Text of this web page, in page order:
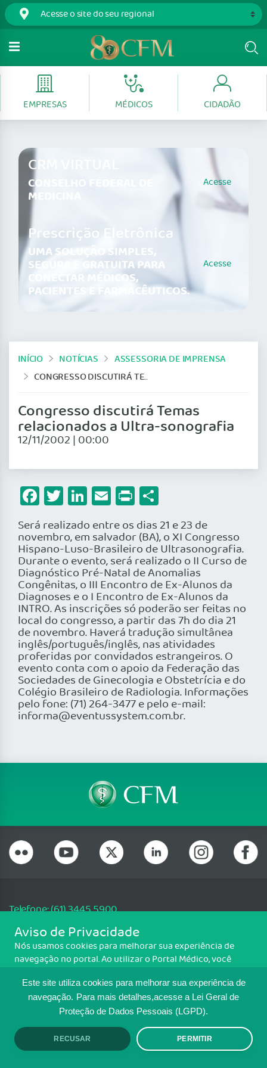
Este site utiliza cookies para melhorar sua experiência de
navegação. Para mais detalhes,acesse a Lei Geral de
Proteção de Dados Pessoais (LGPD).
RECUSAR PERMITIR
EMPRESAS MÉDICOS CIDADÃO
CRM VIRTUAL
CONSELHO FEDERAL DE
MEDICINA
Acesse
Prescrição Eletrônica
UMA SOLUÇÃO SIMPLES,
SEGURA E GRATUITA PARA
CONECTAR MÉDICOS,
PACIENTES E FARMACÊUTICOS.
Acesse
INÍCIO NOTÍCIAS
ASSESSORIA DE IMPRENSA
CONGRESSO DISCUTIRÁ TEMAS RELACIONADOS A ULTRA-SONOGRAFIA
Congresso discutirá Temas
relacionados a Ultra-sonografia
12/11/2002 | 00:00
Facebook
Twitter
LinkedIn
Email
Print
Será realizado entre os dias 21 e 23 de
novembro, em salvador (BA), o XI Congresso
Hispano-Luso-Brasileiro de Ultrasonografia.
Durante o evento, será realizado o II Curso de
Diagnóstico Pré-Natal de Anomalias
Congênitas, o III Encontro de Ex-Alunos da
Diagnoses e o I Encontro de Ex-Alunos da
INTRO. As inscrições só poderão ser feitas no
local do congresso, a partir das 7h do dia 21
de novembro. Haverá tradução simultânea
inglês/português/inglês, nas atividades
proferidas por convidados estrangeiros. O
evento conta com o apoio da Federação das
Sociedades de Ginecologia e Obstetrícia e do
Colégio Brasileiro de Radiologia. Informações
pelo fone: (71) 264-3477 e pelo e-mail:
informa@eventussystem.com.br.
Telefone: (61) 3445 5900
Email: cfm@portalmedico.org.br
SGAS 616, Conjunto D, Lote 115, L2 Sul, Brasília/DF - CEP: 70200-760 -
CNPJ: 33.583.550/0001-30
MAPA DO SITE
TRANSPARÊNCIA E PRESTAÇÃO DE
CONTAS
Aviso de Privacidade
Nós usamos cookies para melhorar sua experiência de
navegação no portal. Ao utilizar o Portal Médico, você
Para ter mais informações sobre como isso é feito, acesse
Política de cookies. Se você concorda, clique em ACEITO.
ACEITO